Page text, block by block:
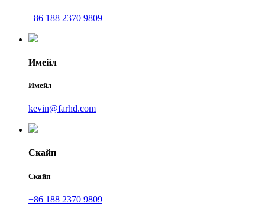
+86 188 2370 9809
Имейл
Имейл
kevin@farhd.com
Скайп
Скайп
+86 188 2370 9809